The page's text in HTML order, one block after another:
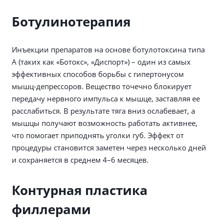
Ботулинотерапия
Инъекции препаратов на основе ботулотоксина типа
А (таких как «Ботокс», «Диспорт») – один из самых
эффективных способов борьбы с гипертонусом
мышц-депрессоров. Вещество точечно блокирует
передачу нервного импульса к мышце, заставляя ее
расслабиться. В результате тяга вниз ослабевает, а
мышцы получают возможность работать активнее,
что помогает приподнять уголки губ. Эффект от
процедуры становится заметен через несколько дней
и сохраняется в среднем 4–6 месяцев.
Контурная пластика
филлерами